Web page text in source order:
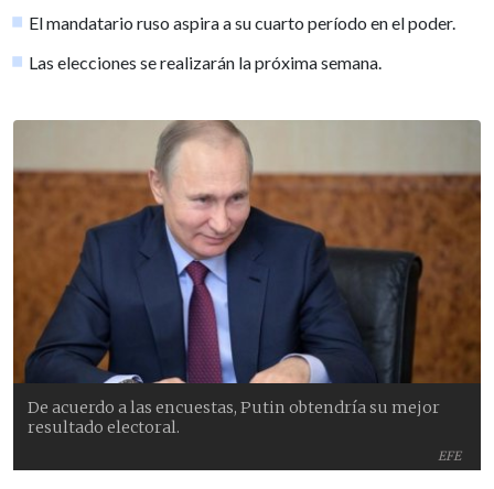
El mandatario ruso aspira a su cuarto período en el poder.
Las elecciones se realizarán la próxima semana.
EFE
De acuerdo a las encuestas, Putin obtendría su mejor
resultado electoral.